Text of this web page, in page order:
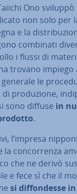
Ono
non solo per
e la
combinati
i flussi di
trovano impiego
generale le
di pro­du­zio­ne,
sono diffuse in
.
l’impresa
la con­cor­ren­za
che ne derivò
e fece sì che il
si dif­fon­des­se